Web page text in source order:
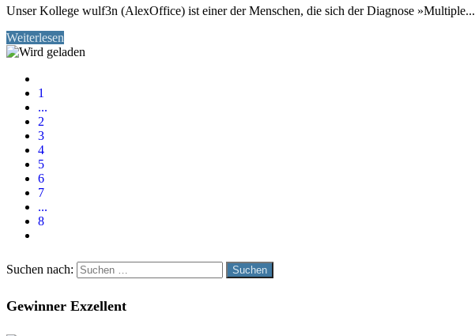
Unser Kollege wulf3n (AlexOffice) ist einer der Menschen, die sich der Diagnose »Multiple...
Weiterlesen
1
...
2
3
4
5
6
7
...
8
Suchen nach:
Gewinner Exzellent